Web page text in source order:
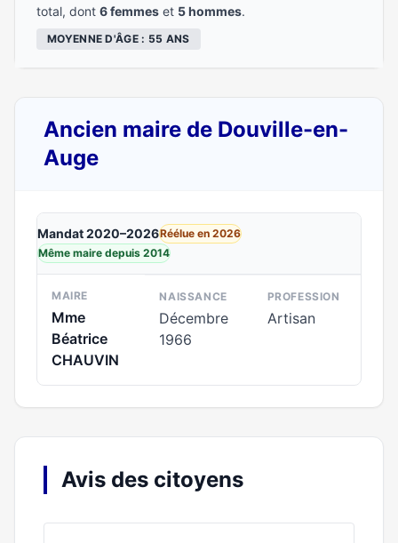
total, dont 6 femmes et 5 hommes.
MOYENNE D'ÂGE : 55 ANS
Ancien maire de Douville-en-
Auge
Mandat 2020–2026Réélue en 2026
Même maire depuis 2014
MAIRE
Mme
Béatrice
CHAUVIN
NAISSANCE
Décembre
1966
PROFESSION
Artisan
Avis des citoyens